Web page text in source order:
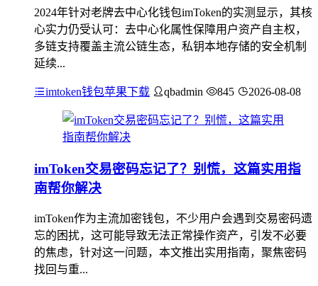
2024年针对老牌去中心化钱包imToken的实测显示，其核
心实力仍受认可：去中心化属性保障用户资产自主权，
多链支持覆盖主流公链生态，私钥本地存储的安全机制
延续...
imtoken钱包苹果下载 qbadmin 845 2026-08-08
imToken交易密码忘记了？别慌，这篇实用指
南帮你解决
imToken作为主流加密钱包，不少用户会遇到交易密码遗
忘的困扰，这可能导致无法正常操作资产，引发不必要
的焦虑，针对这一问题，本文推出实用指南，聚焦密码
找回与重...